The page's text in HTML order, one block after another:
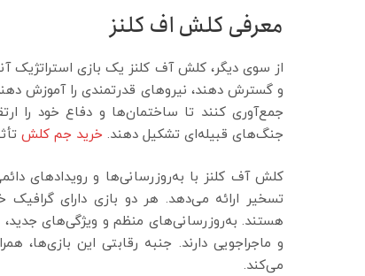
معرفی کلش اف کلنز
از سوی دیگر، کلش آف کلنز یک بازی استراتژیک
و گسترش دهند، نیروهای قدرتمندی را آموزش دهند
جمع‌آوری کنند تا ساختمان‌ها و دفاع خود را
جنگ‌های قبیله‌ای تشکیل دهند. خرید جم کلش
کلش آف کلنز با به‌روزرسانی‌ها و رویدادهای
تسخیر ارائه می‌دهد. هر دو بازی دارای
هستند. به‌روزرسانی‌های منظم و ویژگی‌های
و ماجراجویی دارند. جنبه رقابتی این بازی‌ها،
می‌کند.